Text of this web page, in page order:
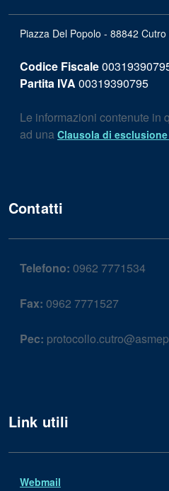
Piazza Del Popolo - 88842 Cutro
Codice Fiscale
Partita IVA 00319390795
Le informazioni contenute in
ad una Clausola di
Contatti
Telefono: 0962 7771534
Fax: 0962 7771527
Pec:
Link utili
Webmail